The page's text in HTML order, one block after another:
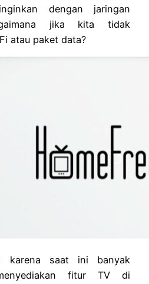
dengan jaringan
jika kita tidak
atau paket data?
karena saat ini banyak
fitur TV di